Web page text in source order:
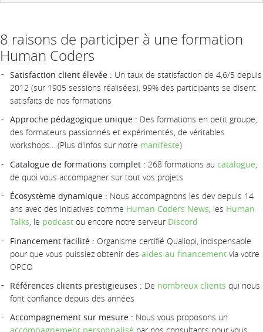
8 raisons de participer à une formation
Human Coders
Satisfaction client élevée : Un taux de statisfaction de 4,6/5 depuis
2012 (sur 1905 sessions réalisées). 99% des participants se disent
satisfaits de nos formations
Approche pédagogique unique : Des formations en petit groupe,
des formateurs passionnés et expérimentés, de véritables
workshops... (Plus d'infos sur notre manifeste)
Catalogue de formations complet : 268 formations au catalogue
de quoi vous accompagner sur tout vos projets
Écosystème dynamique : Nous accompagnons les dev depuis 14
ans avec des initiatives comme Human Coders News, les Human
Talks, le podcast ou encore notre serveur Discord
Financement facilité : Organisme certifié Qualiopi, indispensable
pour que vous puissiez obtenir des aides au financement via votre
OPCO
Références clients prestigieuses : De nombreux clients qui nous
font confiance depuis des années
Accompagnement sur mesure : Nous vous proposons un